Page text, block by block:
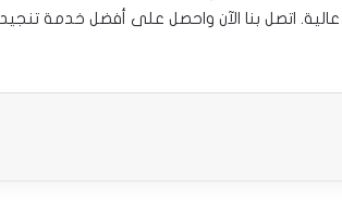
اتصل بنا الآن واحصل على أفضل خدمة تنجيد